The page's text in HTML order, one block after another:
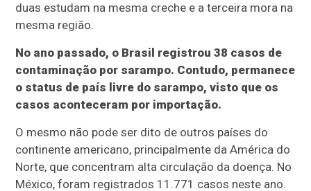
duas estudam na mesma creche e a terceira mora na
mesma região.
No ano passado, o Brasil registrou 38 casos de
contaminação por sarampo. Contudo, permanece
o status de país livre do sarampo, visto que os
casos aconteceram por importação.
O mesmo não pode ser dito de outros países do
continente americano, principalmente da América do
Norte, que concentram alta circulação da doença. No
México, foram registrados 11.771 casos neste ano.